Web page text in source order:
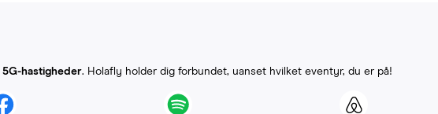
5G-hastigheder. Holafly holder dig forbundet, uanset hvilket eventyr, du er på!